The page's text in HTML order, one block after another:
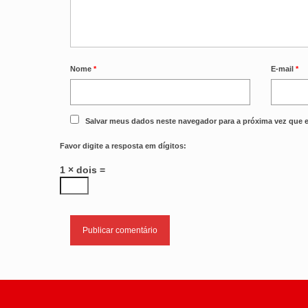
Nome * E-mail*
Salvar meus dados neste navegador para a próxima vez que
Favor digite a resposta em dígitos:
1 × dois =